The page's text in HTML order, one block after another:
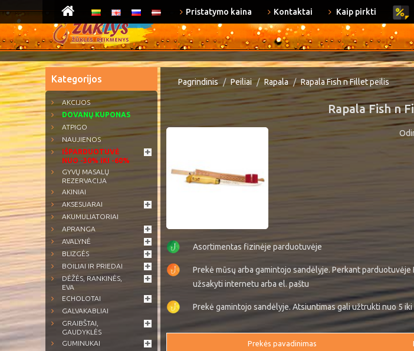
Pristatymo kaina Kontaktai Kaip pirkti
Kategorijos
AKCIJOS
DOVANŲ KUPONAS
ATPIGO
NAUJIENOS
IŠPARDUOTUVĖ
NUO -30% IKI -60%
GYVŲ MASALŲ
REZERVACIJA
AKINIAI
AKSESUARAI
AKUMULIATORIAI
APRANGA
AVALYNĖ
BLIZGĖS
BOILIAI IR PRIEDAI
DĖŽĖS, RANKINĖS,
EVA
ECHOLOTAI
GALVAKABLIAI
GRAIBŠTAI,
GAUDYKLĖS
GUMINUKAI
Pagrindinis Peiliai Rapala Rapala Fish n Fillet peilis
Rapala Fish n
Asortimentas fizinėje parduotuvėje
Prekė mūsų arba gamintojo sandėlyje. Perkant parduotuvėje
užsakyti internetu arba el. paštu
Prekė gamintojo sandėlyje. Atsiuntimas gali užtrukti nuo 5 iki
Prekės pavadinimas